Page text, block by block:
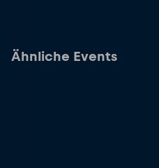
Ähnliche Events